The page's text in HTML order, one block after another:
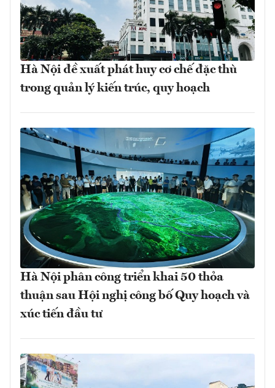
Hà Nội đề xuất phát huy cơ chế đặc thù
trong quản lý kiến trúc, quy hoạch
Hà Nội phân công triển khai 50 thỏa
thuận sau Hội nghị công bố Quy hoạch và
xúc tiến đầu tư